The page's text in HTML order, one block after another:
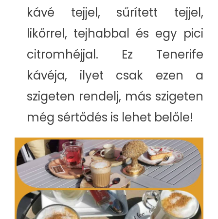
kávé tejjel, sűrített tejjel,
likőrrel, tejhabbal és egy pici
citromhéjjal. Ez Tenerife
kávéja, ilyet csak ezen a
szigeten rendelj, más szigeten
még sértődés is lehet belőle!